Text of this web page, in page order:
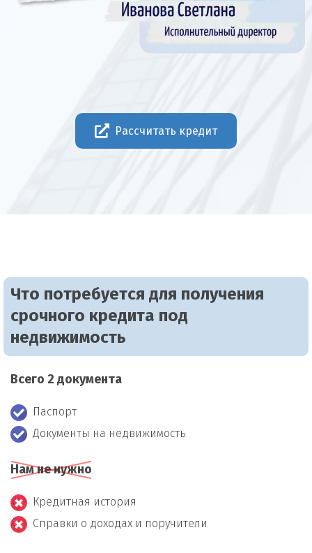
Рассчитать кредит
Что потребуется для получения
срочного кредита под
недвижимость
Всего 2 документа
Паспорт
Документы на недвижимость
Нам не нужно
Кредитная история
Справки о доходах и поручители